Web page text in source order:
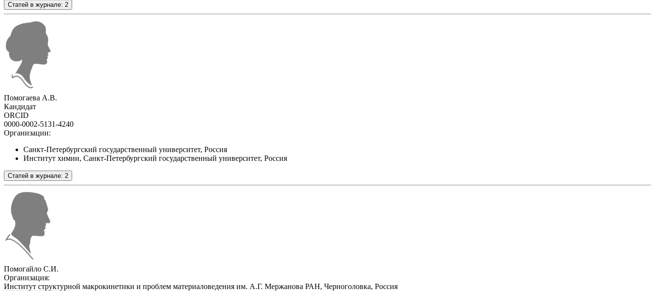
Статей в журнале: 2
Помогаева А.В.
Кандидат
ORCID
0000-0002-5131-4240
Организации:
Санкт-Петербургский государственный университет, Россия
Институт химии, Санкт-Петербургский государственный университет, Россия
Статей в журнале: 2
Помогайло С.И.
Организация:
Институт структурной макрокинетики и проблем материаловедения им. А.Г. Мержанова РАН, Черноголовка, Россия